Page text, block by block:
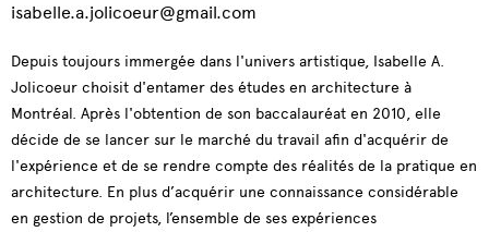
isabelle.a.jolicoeur@gmail.com
Depuis toujours immergée dans l'univers artistique, Isabelle A.
Jolicoeur choisit d'entamer des études en architecture à
Montréal. Après l'obtention de son baccalauréat en 2010, elle
décide de se lancer sur le marché du travail afin d'acquérir de
l'expérience et de se rendre compte des réalités de la pratique en
architecture. En plus d’acquérir une connaissance considérable
en gestion de projets, l’ensemble de ses expériences